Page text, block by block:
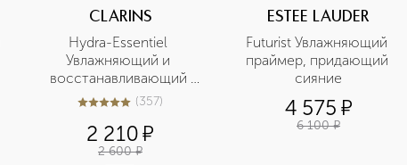
CLARINS
Hydra-Essentiel
Увлажняющий и
восстанавливающий
бальзам для губ
5из 5357 (357)
2 210¤
2 600 ¤
ESTEE LAUDER
Futurist Увлажняющий
праймер, придающий
сияние
4 575 ¤
6 100 ¤